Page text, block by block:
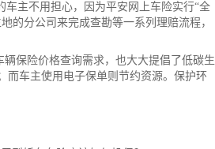
车主不用担心，因为平安网上车险实行“全
的分公司来完成查勘等一系列理赔流程，
辆保险价格查询需求，也大大提倡了低碳生
而车主使用电子保单则节约资源。保护环